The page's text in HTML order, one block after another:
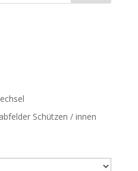
Schützen / innen